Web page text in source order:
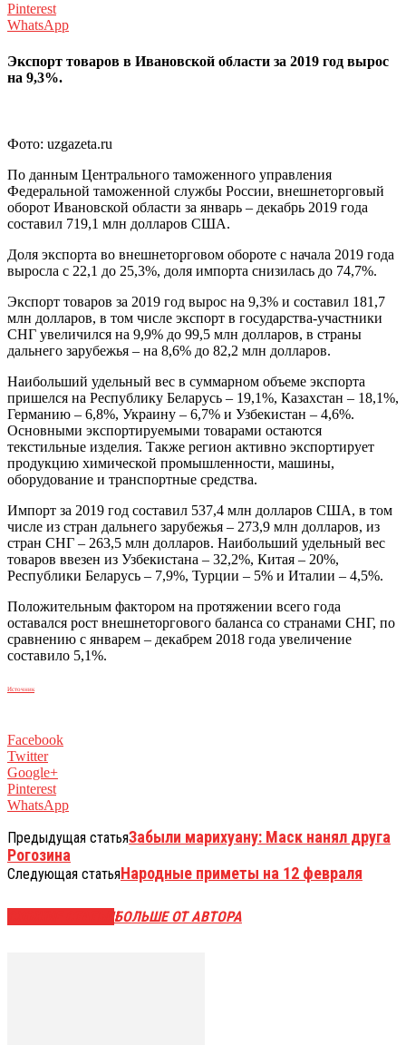
Pinterest
WhatsApp
Экспорт товаров в Ивановской области за 2019 год вырос
на 9,3%.
Фото: uzgazeta.ru
По данным Центрального таможенного управления
Федеральной таможенной службы России, внешнеторговый
оборот Ивановской области за январь – декабрь 2019 года
составил 719,1 млн долларов США.
Доля экспорта во внешнеторговом обороте с начала 2019 года
выросла с 22,1 до 25,3%, доля импорта снизилась до 74,7%.
Экспорт товаров за 2019 год вырос на 9,3% и составил 181,7
млн долларов, в том числе экспорт в государства-участники
СНГ увеличился на 9,9% до 99,5 млн долларов, в страны
дальнего зарубежья – на 8,6% до 82,2 млн долларов.
Наибольший удельный вес в суммарном объеме экспорта
пришелся на Республику Беларусь – 19,1%, Казахстан – 18,1%,
Германию – 6,8%, Украину – 6,7% и Узбекистан – 4,6%.
Основными экспортируемыми товарами остаются
текстильные изделия. Также регион активно экспортирует
продукцию химической промышленности, машины,
оборудование и транспортные средства.
Импорт за 2019 год составил 537,4 млн долларов США, в том
числе из стран дальнего зарубежья – 273,9 млн долларов, из
стран СНГ – 263,5 млн долларов. Наибольший удельный вес
товаров ввезен из Узбекистана – 32,2%, Китая – 20%,
Республики Беларусь – 7,9%, Турции – 5% и Италии – 4,5%.
Положительным фактором на протяжении всего года
оставался рост внешнеторгового баланса со странами СНГ, по
сравнению с январем – декабрем 2018 года увеличение
составило 5,1%.
Источник
Facebook
Twitter
Google+
Pinterest
WhatsApp
Предыдущая статьяЗабыли марихуану: Маск нанял друга
Рогозина
Следующая статьяНародные приметы на 12 февраля
БОЛЬШЕ ОТ АВТОРА